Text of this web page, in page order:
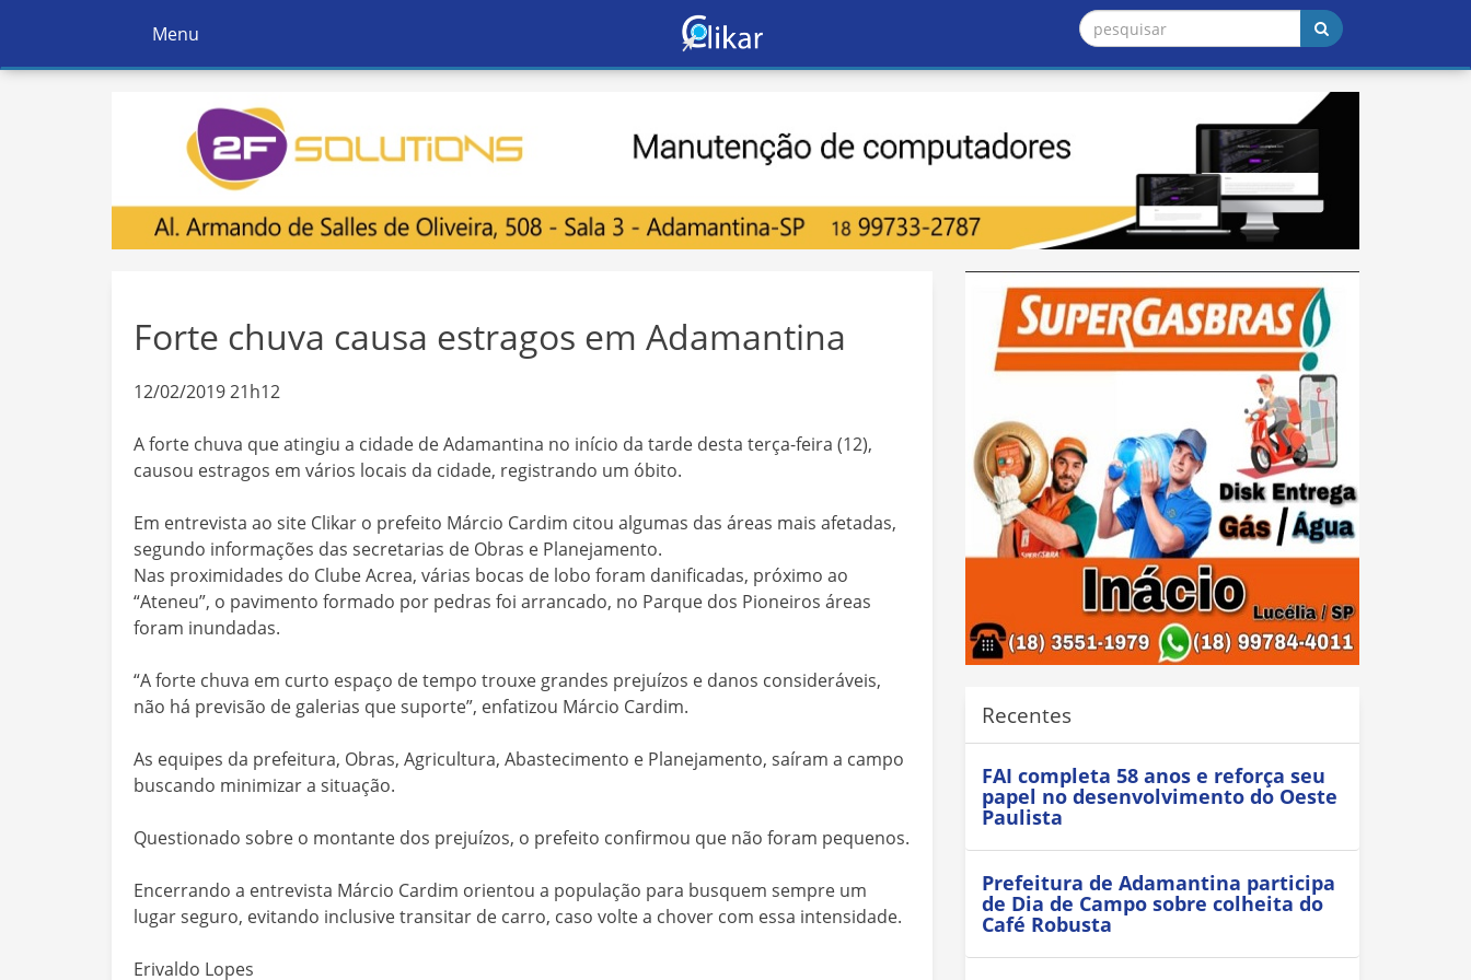
Ativar
Navegação
Menu
Forte chuva causa estragos em Adamantina
12/02/2019 21h12
A forte chuva que atingiu a cidade de Adamantina no início da tarde desta terça-feira (12),
causou estragos em vários locais da cidade, registrando um óbito.
Em entrevista ao site Clikar o prefeito Márcio Cardim citou algumas das áreas mais afetadas,
segundo informações das secretarias de Obras e Planejamento.
Nas proximidades do Clube Acrea, várias bocas de lobo foram danificadas, próximo ao
“Ateneu”, o pavimento formado por pedras foi arrancado, no Parque dos Pioneiros áreas
foram inundadas.
“A forte chuva em curto espaço de tempo trouxe grandes prejuízos e danos consideráveis,
não há previsão de galerias que suporte”, enfatizou Márcio Cardim.
As equipes da prefeitura, Obras, Agricultura, Abastecimento e Planejamento, saíram a campo
buscando minimizar a situação.
Questionado sobre o montante dos prejuízos, o prefeito confirmou que não foram pequenos.
Encerrando a entrevista Márcio Cardim orientou a população para busquem sempre um
lugar seguro, evitando inclusive transitar de carro, caso volte a chover com essa intensidade.
Erivaldo Lopes
Recentes
FAI completa 58 anos e reforça seu
papel no desenvolvimento do Oeste
Paulista
Prefeitura de Adamantina participa
de Dia de Campo sobre colheita do
Café Robusta